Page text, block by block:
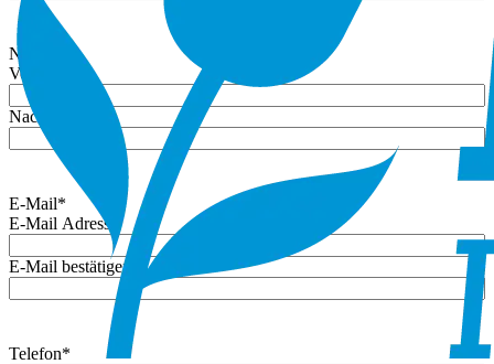
Name
Vorname
Nachname
E-Mail*
E-Mail Adresse
E-Mail bestätigen
Telefon*